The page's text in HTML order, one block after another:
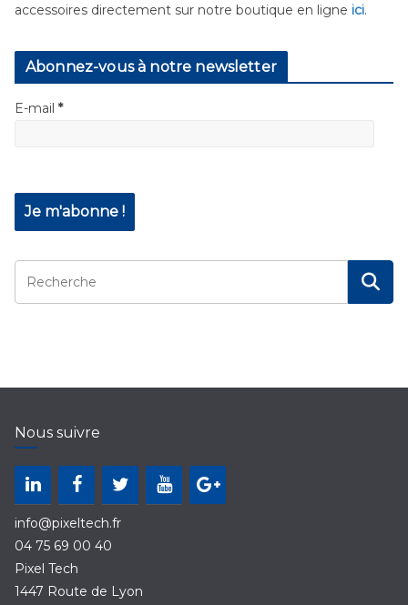
accessoires directement sur notre boutique en ligne ici.
Abonnez-vous à notre newsletter
E-mail *
Nous suivre
info@pixeltech.fr
04 75 69 00 40
Pixel Tech
1447 Route de Lyon